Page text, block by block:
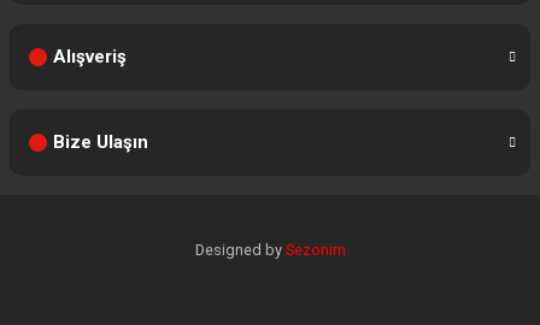
Alışveriş
Bize Ulaşın
Designed by Sezonim